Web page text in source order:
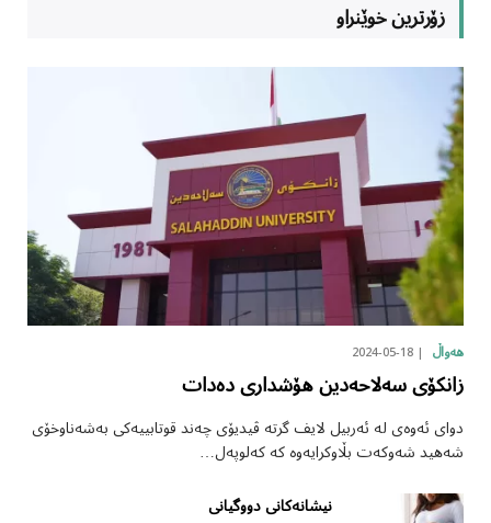
زۆرترین خوێنراو
هەواڵ 2024-05-18
زانکۆی سەلاحەدین هۆشداری دەدات
دوای ئەوەی لە ئەربیل لایف گرتە ڤیدیۆی چەند قوتابییەکی بەشەناوخۆی
شەهید شەوکەت بڵاوکرایەوە کە کەلوپەل…
نیشانەکانی دووگیانی